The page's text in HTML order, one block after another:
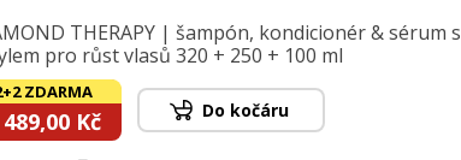
THERAPY | šampón, kondicionér & sérum s
pro růst vlasů 320 + 250 + 100 ml
ZDARMA
Kč Do kočáru